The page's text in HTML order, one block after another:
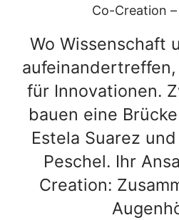
Co-Creation –
Wo Wissenschaft
für Innovationen.
bauen eine
Estela Suarez
Peschel. Ihr
Creation: